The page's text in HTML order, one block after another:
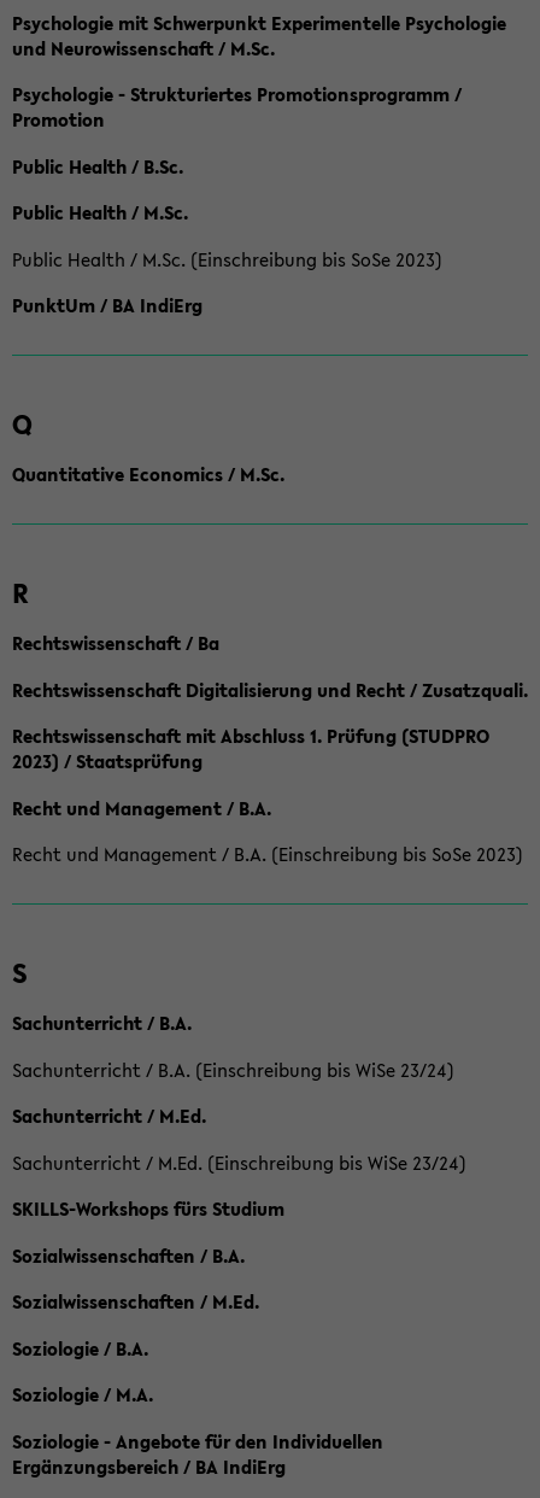
Psychologie mit Schwerpunkt Experimentelle Psychologie
und Neurowissenschaft / M.Sc.
Psychologie - Strukturiertes Promotionsprogramm /
Promotion
Public Health / B.Sc.
Public Health / M.Sc.
Public Health / M.Sc. (Einschreibung bis SoSe 2023)
PunktUm / BA IndiErg
Q
Quantitative Economics / M.Sc.
R
Rechtswissenschaft / Ba
Rechtswissenschaft Digitalisierung und Recht / Zusatzquali.
Rechtswissenschaft mit Abschluss 1. Prüfung (STUDPRO
2023) / Staatsprüfung
Recht und Management / B.A.
Recht und Management / B.A. (Einschreibung bis SoSe 2023)
S
Sachunterricht / B.A.
Sachunterricht / B.A. (Einschreibung bis WiSe 23/24)
Sachunterricht / M.Ed.
Sachunterricht / M.Ed. (Einschreibung bis WiSe 23/24)
SKILLS-Workshops fürs Studium
Sozialwissenschaften / B.A.
Sozialwissenschaften / M.Ed.
Soziologie / B.A.
Soziologie / M.A.
Soziologie - Angebote für den Individuellen
Ergänzungsbereich / BA IndiErg